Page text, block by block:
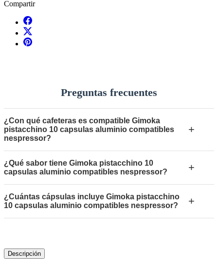
Compartir
Preguntas frecuentes
¿Con qué cafeteras es compatible Gimoka
pistacchino 10 capsulas aluminio compatibles
nespressor?
+
¿Qué sabor tiene Gimoka pistacchino 10
capsulas aluminio compatibles nespressor?
+
¿Cuántas cápsulas incluye Gimoka pistacchino
10 capsulas aluminio compatibles nespressor?
+
Descripción